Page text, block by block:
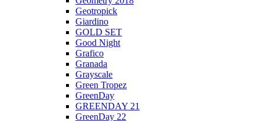
Geotropick
Giardino
GOLD SET
Good Night
Grafico
Granada
Grayscale
Green Tropez
GreenDay
GREENDAY 21
GreenDay 22